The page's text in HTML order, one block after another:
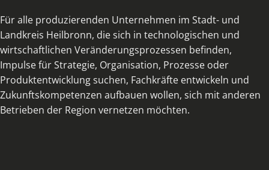
Für alle produzierenden Unternehmen im Stadt- und
Landkreis Heilbronn, die sich in technologischen und
wirtschaftlichen Veränderungsprozessen befinden,
Impulse für Strategie, Organisation, Prozesse oder
Produktentwicklung suchen, Fachkräfte entwickeln und
Zukunftskompetenzen aufbauen wollen, sich mit anderen
Betrieben der Region vernetzen möchten.